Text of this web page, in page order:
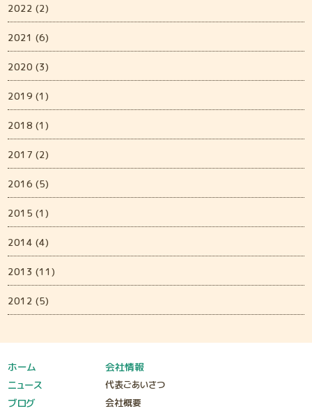
2022 (2)
2021 (6)
2020 (3)
2019 (1)
2018 (1)
2017 (2)
2016 (5)
2015 (1)
2014 (4)
2013 (11)
2012 (5)
ホーム
ニュース
ブログ
会社情報
代表ごあいさつ
会社概要